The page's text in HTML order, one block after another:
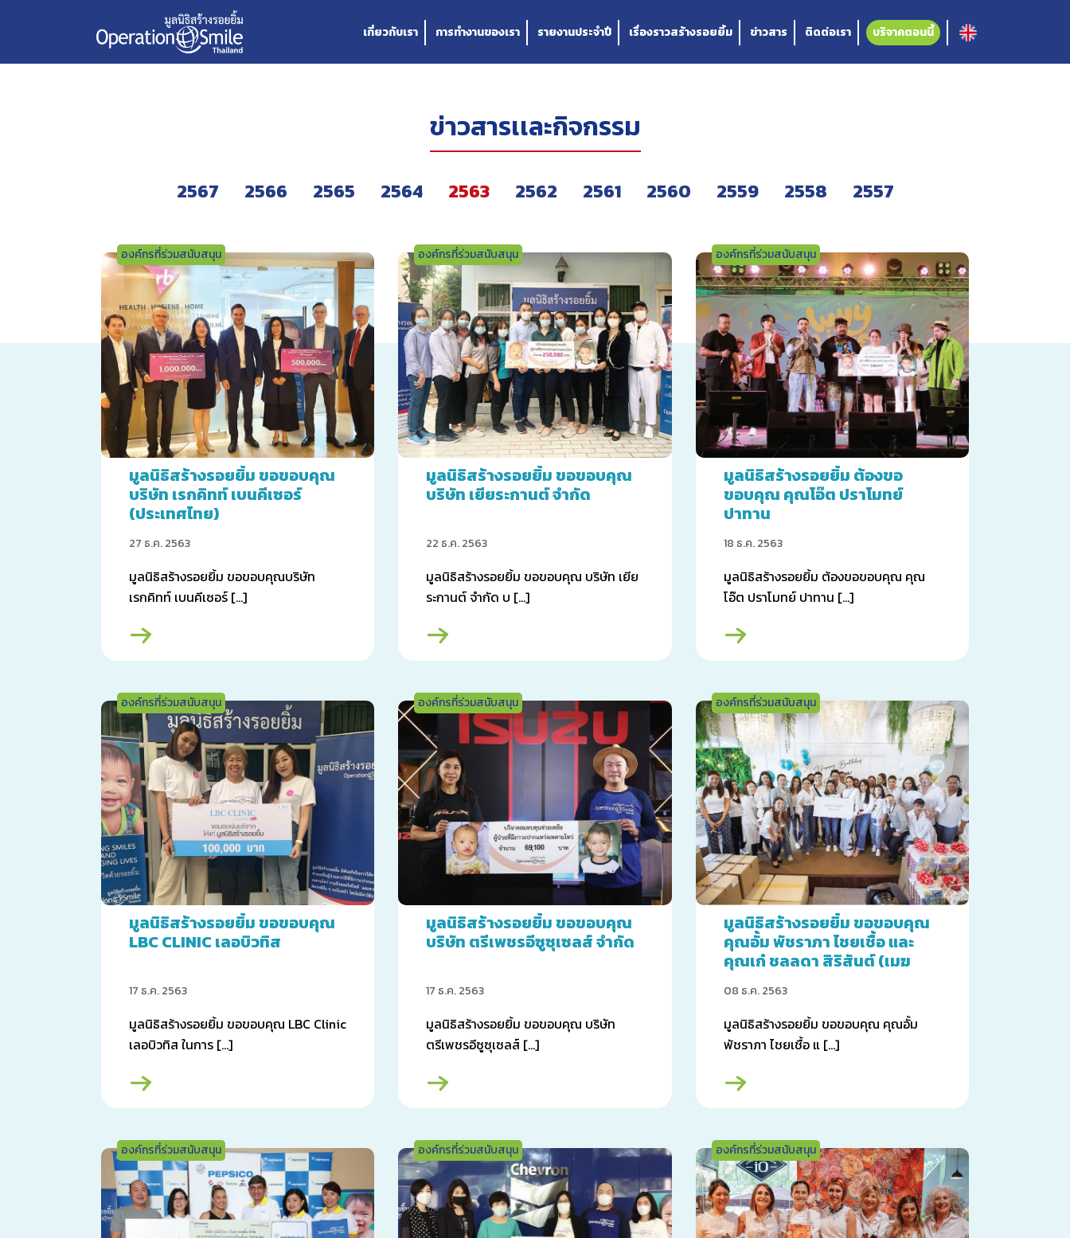
เกี่ยวกับเรา การทำงานของเรา รายงานประจำปี เรื่องราวสร้างรอยยิ้ม ข่าวสาร ติดต่อเรา บริจาคตอนนี้
2563
ข่าวสารเเละกิจกรรม
2567 2566 2565 2564 2563 2562 2561 2560 2559 2558 2557
องค์กรที่ร่วมสนับสนุน
มูลนิธิสร้างรอยยิ้ม ขอขอบคุณ
บริษัท เรกคิทท์ เบนคีเซอร์
(ประเทศไทย)
27 ธ.ค. 2563
มูลนิธิสร้างรอยยิ้ม ขอขอบคุณบริษัท
เรกคิทท์ เบนคีเซอร์ […]
องค์กรที่ร่วมสนับสนุน
มูลนิธิสร้างรอยยิ้ม ขอขอบคุณ
บริษัท เยียระกานต์ จำกัด
22 ธ.ค. 2563
มูลนิธิสร้างรอยยิ้ม ขอขอบคุณ บริษัท เยีย
ระกานต์ จำกัด บ […]
องค์กรที่ร่วมสนับสนุน
มูลนิธิสร้างรอยยิ้ม ต้องขอ
ขอบคุณ คุณโอ๊ต ปราโมทย์
ปาทาน
18 ธ.ค. 2563
มูลนิธิสร้างรอยยิ้ม ต้องขอขอบคุณ คุณ
โอ๊ต ปราโมทย์ ปาทาน […]
องค์กรที่ร่วมสนับสนุน
มูลนิธิสร้างรอยยิ้ม ขอขอบคุณ
LBC CLINIC เลอบิวทิส
17 ธ.ค. 2563
มูลนิธิสร้างรอยยิ้ม ขอขอบคุณ LBC Clinic
เลอบิวทิส ในการ […]
องค์กรที่ร่วมสนับสนุน
มูลนิธิสร้างรอยยิ้ม ขอขอบคุณ
บริษัท ตรีเพชรอีซูซุเซลส์ จำกัด
17 ธ.ค. 2563
มูลนิธิสร้างรอยยิ้ม ขอขอบคุณ บริษัท
ตรีเพชรอีซูซุเซลส์ […]
องค์กรที่ร่วมสนับสนุน
มูลนิธิสร้างรอยยิ้ม ขอขอบคุณ
คุณอั้ม พัชราภา ไชยเชื้อ และ
คุณเก๋ ชลลดา สิริสันต์ (เมฆ
08 ธ.ค. 2563
มูลนิธิสร้างรอยยิ้ม ขอขอบคุณ คุณอั้ม
พัชราภา ไชยเชื้อ แ […]
องค์กรที่ร่วมสนับสนุน องค์กรที่ร่วมสนับสนุน องค์กรที่ร่วมสนับสนุน